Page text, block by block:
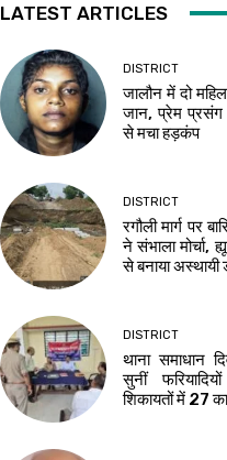
LATEST ARTICLES
DISTRICT
जालौन में दो
जान, प्रेम
से मचा हड़कंप
DISTRICT
रगौली मार्ग पर
ने संभाला मोर्चा,
से बनाया अस्थायी
DISTRICT
थाना समाधान
सुनीं
शिकायतों में 27